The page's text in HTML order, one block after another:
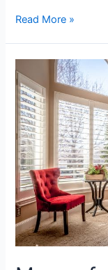
Read More »
Memanfaatkan
Tren
Pencahayaan
Alami
dan
Buatan
untuk
Fotografi
Produk
yang
Dramatis
dan